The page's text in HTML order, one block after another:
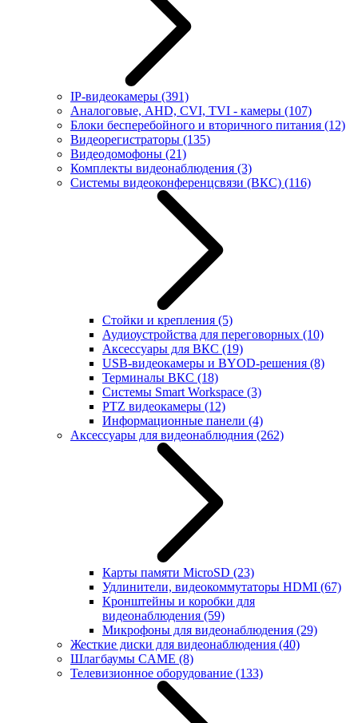
IP-видеокамеры (391)
Аналоговые, AHD, CVI, TVI - камеры (107)
Блоки бесперебойного и вторичного питания (12)
Видеорегистраторы (135)
Видеодомофоны (21)
Комплекты видеонаблюдения (3)
Системы видеоконференцсвязи (ВКС) (116)
Стойки и крепления (5)
Аудиоустройства для переговорных (10)
Аксессуары для ВКС (19)
USB-видеокамеры и BYOD-решения (8)
Терминалы ВКС (18)
Системы Smart Workspace (3)
PTZ видеокамеры (12)
Информационные панели (4)
Аксессуары для видеонаблюдния (262)
Карты памяти MicroSD (23)
Удлинители, видеокоммутаторы HDMI (67)
Кронштейны и коробки для
видеонаблюдения (59)
Микрофоны для видеонаблюдения (29)
Жесткие диски для видеонаблюдения (40)
Шлагбаумы CAME (8)
Телевизионное оборудование (133)